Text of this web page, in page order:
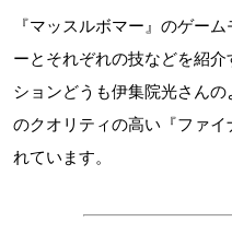
『マッスルボマー』のゲー
ーとそれぞれの技などを紹
ションどうも伊集院光さん
のクオリティの高い『ファ
れています。